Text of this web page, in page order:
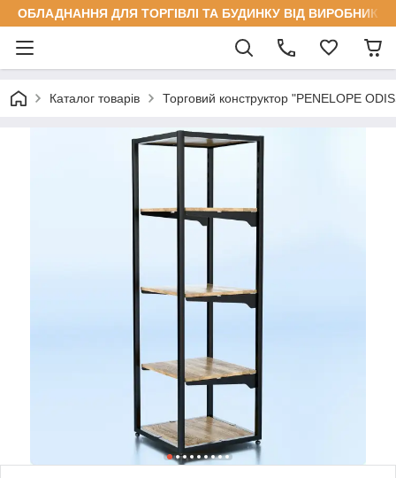
ОБЛАДНАННЯ ДЛЯ ТОРГІВЛІ ТА БУДИНКУ ВІД ВИРОБНИКА
Каталог товарів Торговий конструктор "PENELOPE